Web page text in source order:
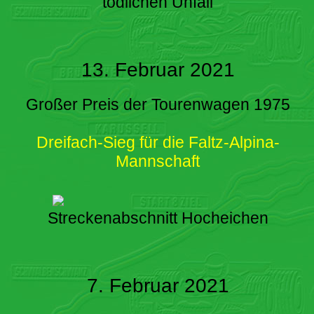
13. Februar 2021
Großer Preis der Tourenwagen 1975
Dreifach-Sieg für die Faltz-Alpina-
Mannschaft
Streckenabschnitt Hocheichen
7. Februar 2021